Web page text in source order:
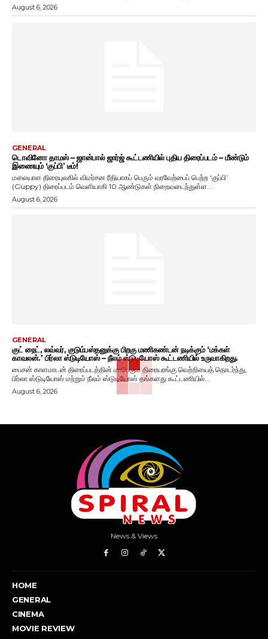
August 6, 2026
GENERAL
டொவினோ தாமஸ் – ஜான்பால் ஜார்ஜ் கூட்டணியில் புதிய திரைப்படம் – மீண்டும்
இணையும் ‘குப்பி’ டீம்!
மலையாள திரையுலகில் விமர்சன ரீதியாகப் பெரும் வரவேற்பைப் பெற்ற ‘குப்பி’
(Guppy) திரைப்படம் வெளியாகி 10 ஆண்டுகள் நிறைவடைந்துள்ள...
August 6, 2026
GENERAL
குட் நைட், லவ்வர், குடும்பஸ்தனுக்கு பிறகு மணிகண்டன் நடிக்கும் ‘மக்கள்
காவலன்.’ பிர்லா ஸ்டுடியோஸ் – நீலம் ஸ்டுடியோஸ் கூட்டணியில் உருவாகிறது.
பைசன் காளமாடன் திரைப்படத்தின் மாபெரும் திரையரங்கு வெற்றியைத் தொடர்ந்து,
பிர்லா ஸ்டுடியோஸ் மற்றும் நீலம் ஸ்டுடியோஸ் தங்களது கூட்டணியில்...
August 6, 2026
News & Views
HOME
GENERAL
CINEMA
MOVIE REVIEW